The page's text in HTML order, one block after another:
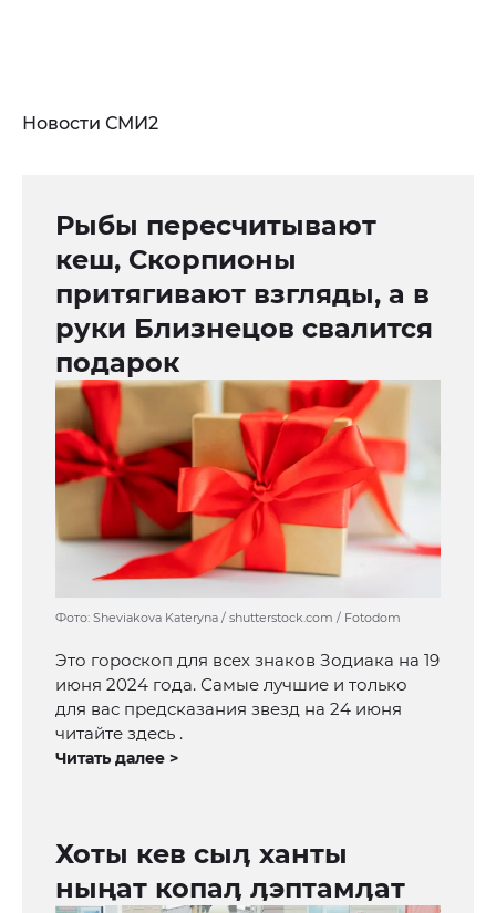
Новости СМИ2
Рыбы пересчитывают
кеш, Скорпионы
притягивают взгляды, а в
руки Близнецов свалится
подарок
Фото: Sheviakova Kateryna / shutterstock.com / Fotodom
Это гороскоп для всех знаков Зодиака на 19
июня 2024 года. Самые лучшие и только
для вас предсказания звезд на 24 июня
читайте здесь .
Читать далее >
Хоты кев сыӆ ханты
ныңат копаӆ ӆэптамӆат